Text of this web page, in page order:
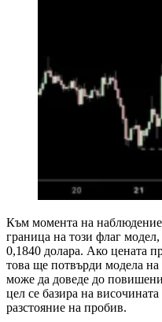
Към момента на
граница на този флаг
0,1840 долара. Ако цената
това ще потвърди модела
може да доведе до
цел се базира на
разстояние на пробив.